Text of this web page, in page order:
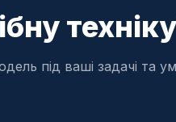
під ваші задачі та